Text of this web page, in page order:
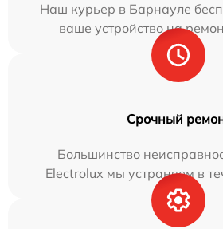
Наш курьер в Барнауле
ваше устройство на
Срочный
Большинство
Electrolux мы устраняем в